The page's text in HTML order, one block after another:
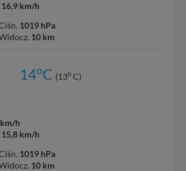
16,9 km/h
1019 hPa
10 km
14oC (13o C)
h
15,8 km/h
1019 hPa
10 km